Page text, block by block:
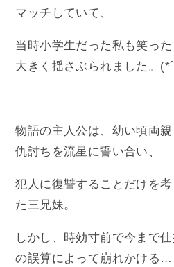
マッチしていて、
当時小学生だった私も笑っ
大きく揺さぶられました。
物語の主人公は、幼い頃両
仇討ちを流星に誓い合い、
犯人に復讐することだけを
た三兄妹。
しかし、時効寸前で今まで
の誤算によって崩れかける